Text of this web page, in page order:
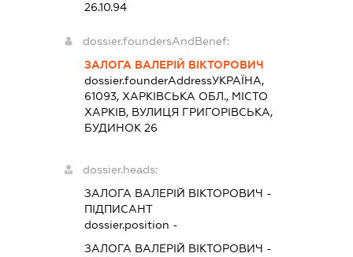
26.10.94
dossier.foundersAndBenef:
ЗАЛОГА ВАЛЕРІЙ ВІКТОРОВИЧ
dossier.founderAddressУКРАЇНА,
61093, ХАРКІВСЬКА ОБЛ., МІСТО
ХАРКІВ, ВУЛИЦЯ ГРИГОРІВСЬКА,
БУДИНОК 26
dossier.heads:
ЗАЛОГА ВАЛЕРІЙ ВІКТОРОВИЧ -
ПІДПИСАНТ
dossier.position -
ЗАЛОГА ВАЛЕРІЙ ВІКТОРОВИЧ -